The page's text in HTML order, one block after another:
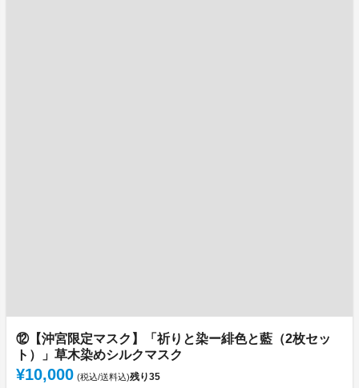
⑫【沖宮限定マスク】「祈りと染ー緋色と藍（2枚セッ
ト）」草木染めシルクマスク
¥10,000 (税込/送料込)残り35